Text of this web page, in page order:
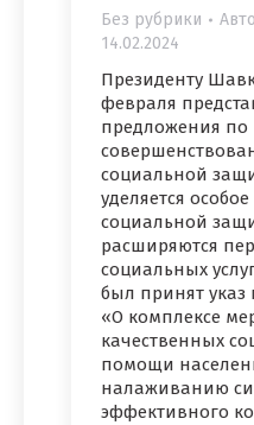
Без рубрики
14.02.2024
Президенту
февраля
предложения по
социальной
уделяется
социальной
расширяются
социальных
был принят указ
«О комплексе
качественных
помощи
налаживанию
эффективного